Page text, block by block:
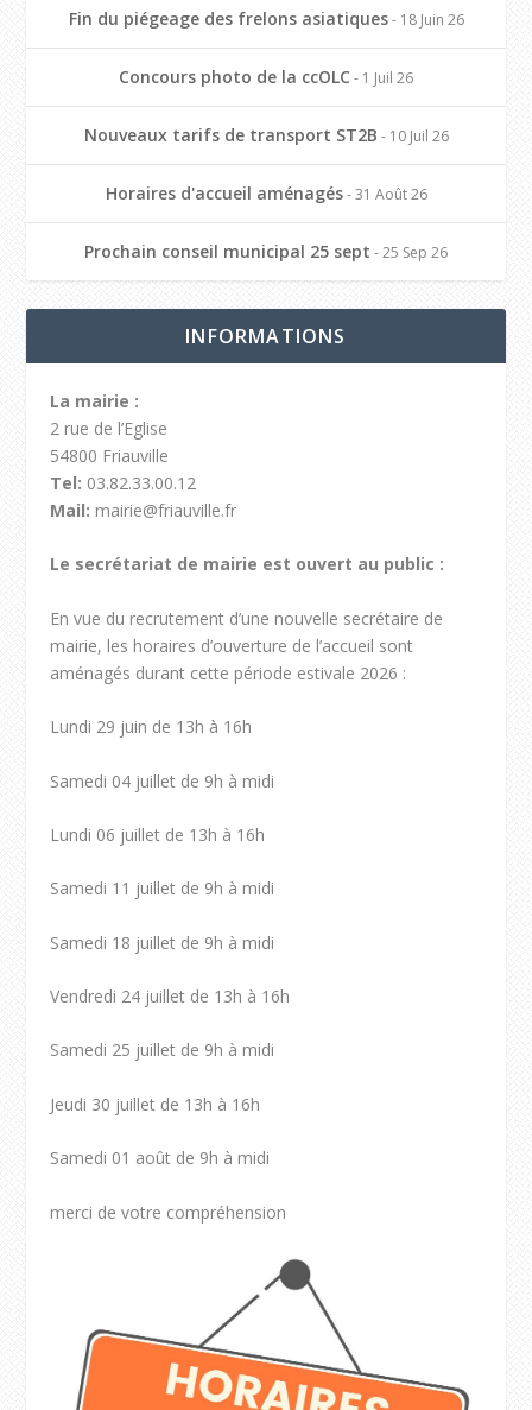
Fin du piégeage des frelons asiatiques- 18 Juin 26
Concours photo de la ccOLC - 1 Juil 26
Nouveaux tarifs de transport ST2B - 10 Juil 26
Horaires d'accueil aménagés- 31 Août 26
Prochain conseil municipal 25 sept - 25 Sep 26
INFORMATIONS
La mairie :
2 rue de l’Eglise
54800 Friauville
Tel: 03.82.33.00.12
Mail: mairie@friauville.fr
Le secrétariat de mairie est ouvert au public :
En vue du recrutement d’une nouvelle secrétaire de
mairie, les horaires d’ouverture de l’accueil sont
aménagés durant cette période estivale 2026 :
Lundi 29 juin de 13h à 16h
Samedi 04 juillet de 9h à midi
Lundi 06 juillet de 13h à 16h
Samedi 11 juillet de 9h à midi
Samedi 18 juillet de 9h à midi
Vendredi 24 juillet de 13h à 16h
Samedi 25 juillet de 9h à midi
Jeudi 30 juillet de 13h à 16h
Samedi 01 août de 9h à midi
merci de votre compréhension